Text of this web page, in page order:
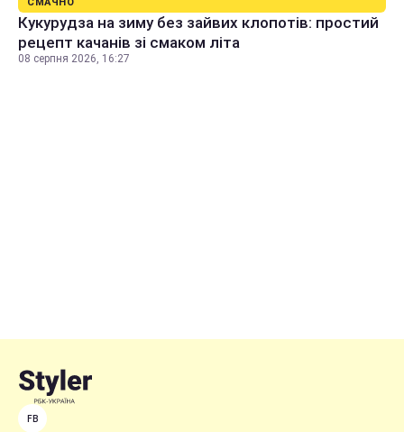
СМАЧНО
Кукурудза на зиму без зайвих клопотів: простий
рецепт качанів зі смаком літа
08 серпня 2026, 16:27
FB